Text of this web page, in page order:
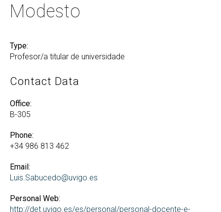
Modesto
Type:
Profesor/a titular de universidade
Contact Data
Office:
B-305
Phone:
+34 986 813 462
Email:
Luis.Sabucedo@uvigo.es
Personal Web:
http://det.uvigo.es/es/personal/personal-docente-e-